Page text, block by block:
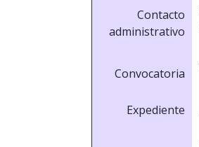
Contacto
administrativo
Convocatoria
Expediente